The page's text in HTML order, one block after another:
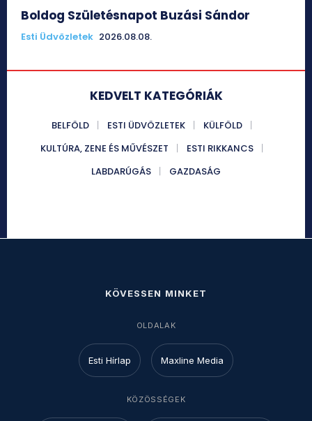
Boldog Születésnapot Buzási Sándor
Esti Üdvözletek 2026.08.08.
KEDVELT KATEGÓRIÁK
BELFÖLD ESTI ÜDVÖZLETEK
KÜLFÖLD
KULTÚRA, ZENE ÉS MŰVÉSZET
ESTI RIKKANCS
LABDARÚGÁS
GAZDASÁG
KÖVESSEN MINKET
OLDALAK
Esti Hírlap Maxline Media
KÖZÖSSÉGEK